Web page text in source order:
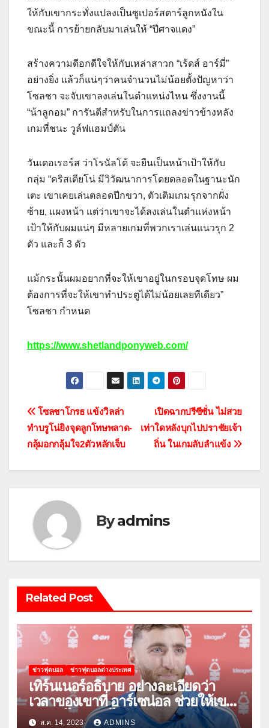
ให้กับเขากระทั่งแปลงเป็นซูเปอร์สตาร์ลูกหนังใน
ขณะนี้ การย้ายกลับมาเล่นให้ “ปีศาจแดง”
สร้างความดีอกดีใจให้กับเหล่าสาวก “เร้ดส์ อาร์มี่”
อย่างยิ่ง แล้วก็แน่ๆว่าคนจำนวนไม่น้อยตั้งปัญหาว่า
โซลชา จะจับเขาลงเล่นในตำแหน่งไหน ซึ่งงานนี้
“น้าลูกอม” การันตีสำหรับในการแถลงข่าวข้างหลัง
เกมที่ชนะ วูล์ฟแฮมป์ตัน
วันเดอเรอร์ส ว่าโรนัลโด้ จะยืนเป็นหน้าเป้าให้กับ
กลุ่ม “คริสเตียโน่ มีวิวัฒนาการโดยตลอดในฐานะนัก
เตะ เขาเคยเล่นตลอดปีกขวา, ตัวเติมเกมรุกจากฝั่ง
ซ้าย, แผงหน้า แต่ว่าเขาจะได้ลงเล่นในตำแห่งหน้า
เป้าให้กับผมแน่ๆ มีหลายเกมที่พวกเราเล่นแนวรุก 2
ตัว และก็ 3 ตัว
แม้กระนั้นผมอยากที่จะให้เขาอยู่ในกรอบจุดโทษ ผม
ต้องการที่จะให้เขาทำประตูได้ไม่น้อยเลยทีเดียว”
โซลชา กำหนด
https://www.shetlandponyweb.com/
แนะแนว
เรื่อง
เปิดฉากปรีซีซั่น ไม่สวย
เท่าใดหลังบุกไปปราชัยเจ้า
ถิ่น ในเกมลับลำแข้ง
โซลชาโกรธ แข้งวิลล่า
ทำบรูโน่ยิงจุดลูกโทษพลาด-
กลุ้มอกกลุ้มใจ2ตัวหลักเจ็บ
Byadmins
Related Post
ข่าวฟุตบอล ข่าวฟุตบอลต่างประเทศ
เทิร์นเนอร์อธิบาย อย่างละเอียดว่า
เวลาของเขาที่ อาร์เซน่อล ช่วยให้เขา
พัฒนาได้อย่างไร
ส.ค. 14, 2023 ADMINS